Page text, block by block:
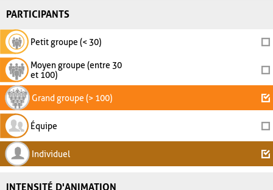
PARTICIPANTS
Petit groupe (< 30)
Moyen groupe (entre 30
et 100)
Grand groupe (> 100)
Équipe
Individuel
INTENSITÉ D'ANIMATION